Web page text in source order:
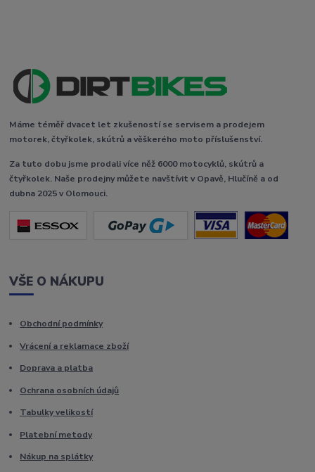
Máme téměř dvacet let zkušeností se servisem a prodejem
motorek, čtyřkolek, skútrů a věškerého moto příslušenství.
Za tuto dobu jsme prodali více něž 6000 motocyklů, skútrů a
čtyřkolek. Naše prodejny můžete navštívit v Opavě, Hlučíně a od
dubna 2025 v Olomouci.
VŠE O NÁKUPU
Obchodní podmínky
Vrácení a reklamace zboží
Doprava a platba
Ochrana osobních údajů
Tabulky velikostí
Platební metody
Nákup na splátky